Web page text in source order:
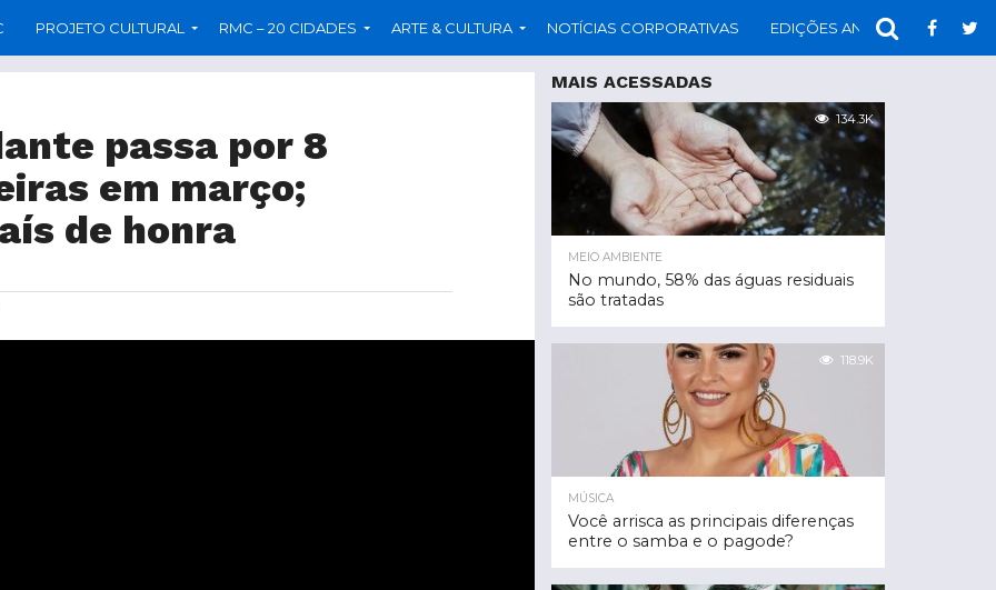
PROJETO CULTURAL RMC – 20 CIDADES ARTE & CULTURA NOTÍCIAS CORPORATIVAS EDIÇÕES ANTERIORES
passa por 8
em março;
de honra
MAIS ACESSADAS
134.3K
MEIO AMBIENTE
No mundo, 58% das águas residuais
são tratadas
118.9K
MÚSICA
Você arrisca as principais diferenças
entre o samba e o pagode?